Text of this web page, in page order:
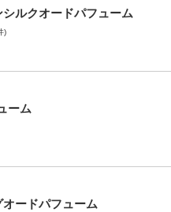
ルクオードパフューム
)
ーム
ードパフューム